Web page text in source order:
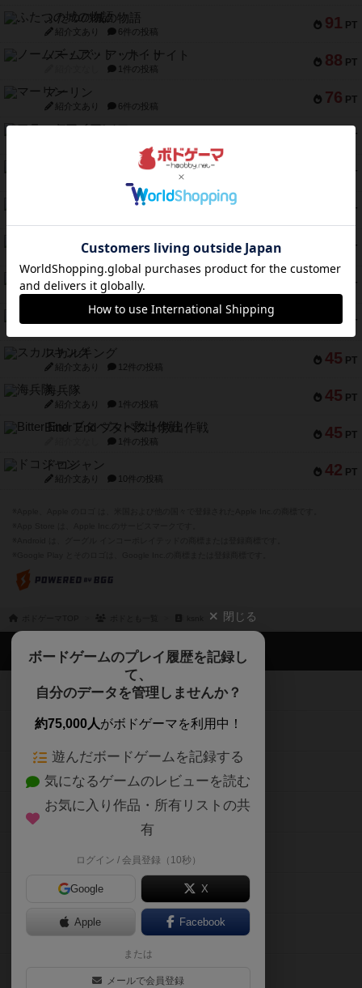
91 PT
ふたつの城の物語
紹介文あり 6件の投稿
88 PT
ノームズ・アット・ナイト
1件の投稿
76 PT
マーリン
紹介文あり 6件の投稿
PT
フラットアイアン
PT
トランスオリエント・エクスプレス
PT
アンブッシュ！：ムーブアウト！
PT
キャプテン・フリップ：イスラ・ボンバ
紹介文なし 2件の投稿
PT
ガルフストライク
紹介文あり 1件の投稿
45 PT
エコーズ・オブ・タイム
45 PT
スカルキング
紹介文あり 12件の投稿
45 PT
海兵隊
紹介文あり 1件の投稿
45 PT
Bitter End ブタペスト救出作戦
1件の投稿
42 PT
ドコジャン
紹介文あり 10件の投稿
閉じる
ボードゲームのプレイ履歴を記録し
て、
自分のデータを管理しませんか？
約75,000人がボドゲーマを利用中！
遊んだボードゲームを記録する
気になるゲームのレビューを読む
お気に入り作品・所有リストの共
有
ログイン / 会員登録（10秒）
Google X
Apple Facebook
または
メールで会員登録
ボドゲーマTOP
ボードゲームを検索する
ボードゲームの新着レビュー
ボードゲーム会情報
メカニクス特集
掲示板・トピックス
ボドとも・会員一覧
ボードゲーム業界コラム
ボドゲーマご利用案内